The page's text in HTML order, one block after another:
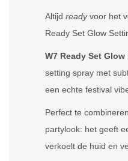
Altijd readyvoor het
Ready Set Glow
W7 Ready Set Glow
setting spray met
een echte festival
Perfect te
partylook: het geeft
verkoelt de huid en